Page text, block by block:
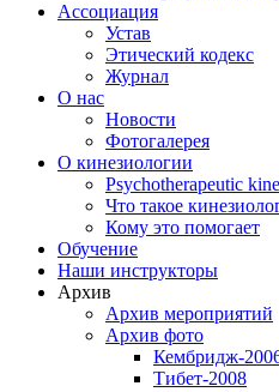
Ассоциация
Устав
Этический кодекс
Журнал
О нас
Новости
Фотогалерея
О кинезиологии
Psychotherapeutic
Что такое
Кому это помогает
Обучение
Наши инструкторы
Архив
Архив мероприятий
Архив фото
Кембридж-
Тибет-2008